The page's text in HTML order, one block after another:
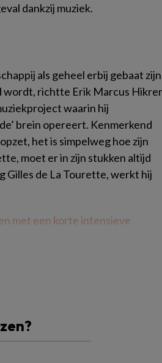
dankzij muziek.
als geheel erbij gebaat zijn
wordt, richtte Erik Marcus
waarin hij
brein opereert. Kenmerkend
het is simpelweg hoe zijn
moet er in zijn stukken altijd
Gilles de La Tourette, werkt hij
met een korte intensieve